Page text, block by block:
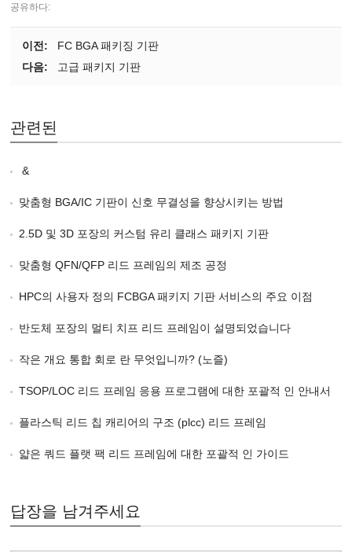
공유하다:
이전:
FC BGA 패키징 기판
다음:
고급 패키지 기판
관련된
&
맞춤형 BGA/IC 기판이 신호 무결성을 향상시키는 방법
2.5D 및 3D 포장의 커스텀 유리 클래스 패키지 기판
맞춤형 QFN/QFP 리드 프레임의 제조 공정
HPC의 사용자 정의 FCBGA 패키지 기판 서비스의 주요 이점
반도체 포장의 멀티 치프 리드 프레임이 설명되었습니다
작은 개요 통합 회로 란 무엇입니까? (노즐)
TSOP/LOC 리드 프레임 응용 프로그램에 대한 포괄적 인 안내서
플라스틱 리드 칩 캐리어의 구조 (plcc) 리드 프레임
얇은 쿼드 플랫 팩 리드 프레임에 대한 포괄적 인 가이드
답장을 남겨주세요